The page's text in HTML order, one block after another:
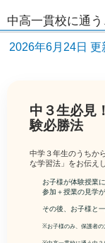
中高一貫校に通
2026年6月24日 更
中３生必見
験必勝法
中学３年生のうちか
な学習法」をお伝え
お子様が体験授業
参加＋授業の見学が
その後、お子様と
※お子様のみ、保護者の